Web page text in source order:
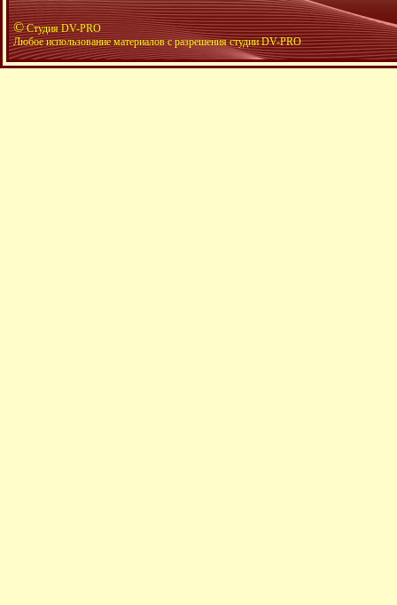
©Студия DV-PRO
Любое использование материалов с разрешения студии DV-PRO